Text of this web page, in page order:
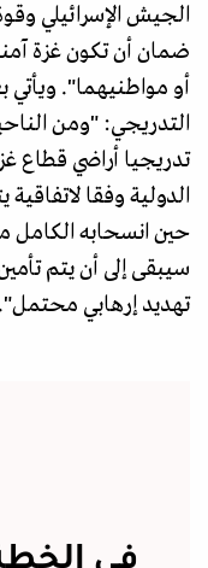
الجيش الإسرائيلي
ضمان أن تكون غزة
أو مواطنيهما".
التدريجي: "ومن
تدريجيا أراضي قطاع
الدولية وفقا لاتفاقية
حين انسحابه الكامل
سيبقى إلى أن يتم
تهديد إرهابي محتمل".
في